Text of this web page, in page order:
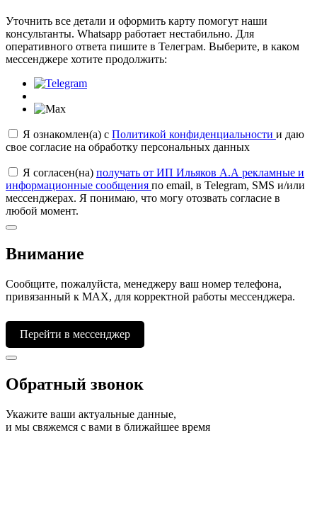
Уточнить все детали и оформить карту помогут наши
консультанты. Whatsapp работает нестабильно. Для
оперативного ответа пишите в Телеграм. Выберите, в каком
мессенджере хотите продолжить:
Я ознакомлен(а) с Политикой конфиденциальности и даю
свое согласие на обработку персональных данных
Я согласен(на) получать от ИП Ильяков А.А рекламные и
информационные сообщения по email, в Telegram, SMS и/или
мессенджерах. Я понимаю, что могу отозвать согласие в
любой момент.
Внимание
Сообщите, пожалуйста, менеджеру ваш номер телефона,
привязанный к МАХ, для корректной работы мессенджера.
Перейти в мессенджер
Обратный звонок
Укажите ваши актуальные данные,
и мы свяжемся с вами в ближайшее время